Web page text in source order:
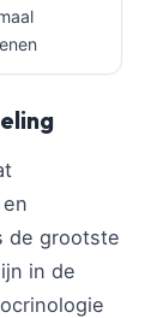
de grootste
in de